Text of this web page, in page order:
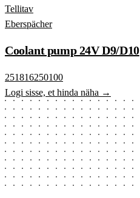
Tellitav
Eberspächer
Coolant pump 24V D9/D10
251816250100
Logi sisse, et hinda näha →